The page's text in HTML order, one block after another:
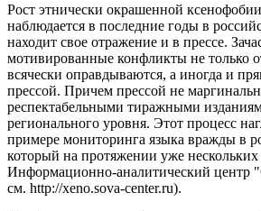
Рост этнически окрашенной
наблюдается в последние годы в
находит свое отражение и в прессе.
мотивированные конфликты не только
всячески оправдываются, а иногда и
прессой. Причем прессой не
респектабельными тиражными
регионального уровня. Этот процесс
примере мониторинга языка вражды в
который на протяжении уже нескольких
Информационно-аналитический
см. http://xeno.sova-center.ru).